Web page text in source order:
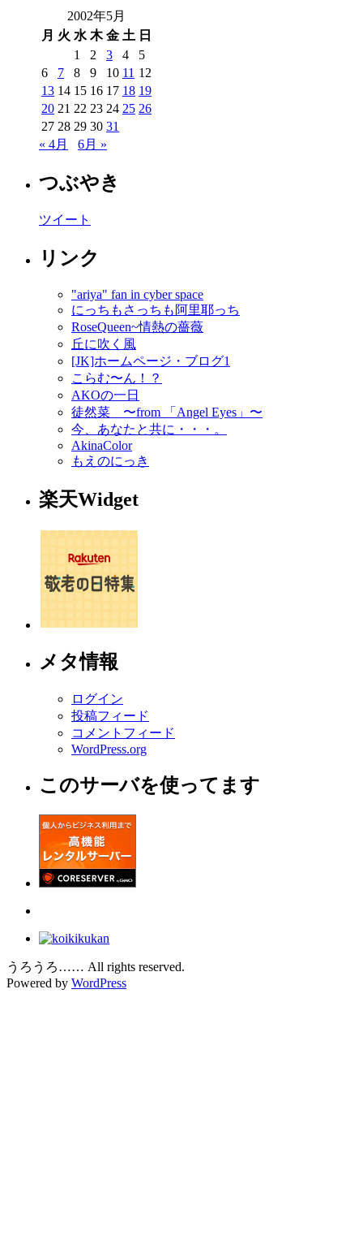
2002年5月
月 火 水 木 金 土 日
1
2 3 4
5
6
7 8 9 10 11 12
13 14 15 16 17 18 19
20 21 22 23 24 25 26
27 28 29 30 31
« 4月
6月 »
つぶやき
ツイート
リンク
"ariya" fan in cyber space
にっちもさっちも阿里耶っち
RoseQueen~情熱の薔薇
丘に吹く風
[JK]ホームページ・ブログ1
こらむ〜ん！？
AKOの一日
徒然菜 〜from 「Angel Eyes」〜
今、あなたと共に・・・。
AkinaColor
もえのにっき
楽天Widget
メタ情報
ログイン
投稿フィード
コメントフィード
WordPress.org
このサーバを使ってます
うろうろ…… All rights reserved.
Powered by WordPress